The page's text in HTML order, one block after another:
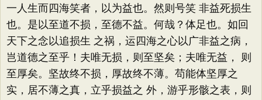
一人生而四海笑者，以为益也。然则号笑 非益死损生
也。是以至道不损，至德不益。何哉？体足也。如回
天下之念以追损生 之祸，运四海之心以广非益之病，
岂道德之至乎！夫唯无损，则至坚矣；夫唯无益， 则
至厚矣。坚故终不损，厚故终不薄。苟能体坚厚之
实，居不薄之真，立乎损益之 外，游乎形骸之表，则